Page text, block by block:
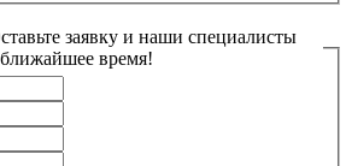
заявку и наши специалисты
время!